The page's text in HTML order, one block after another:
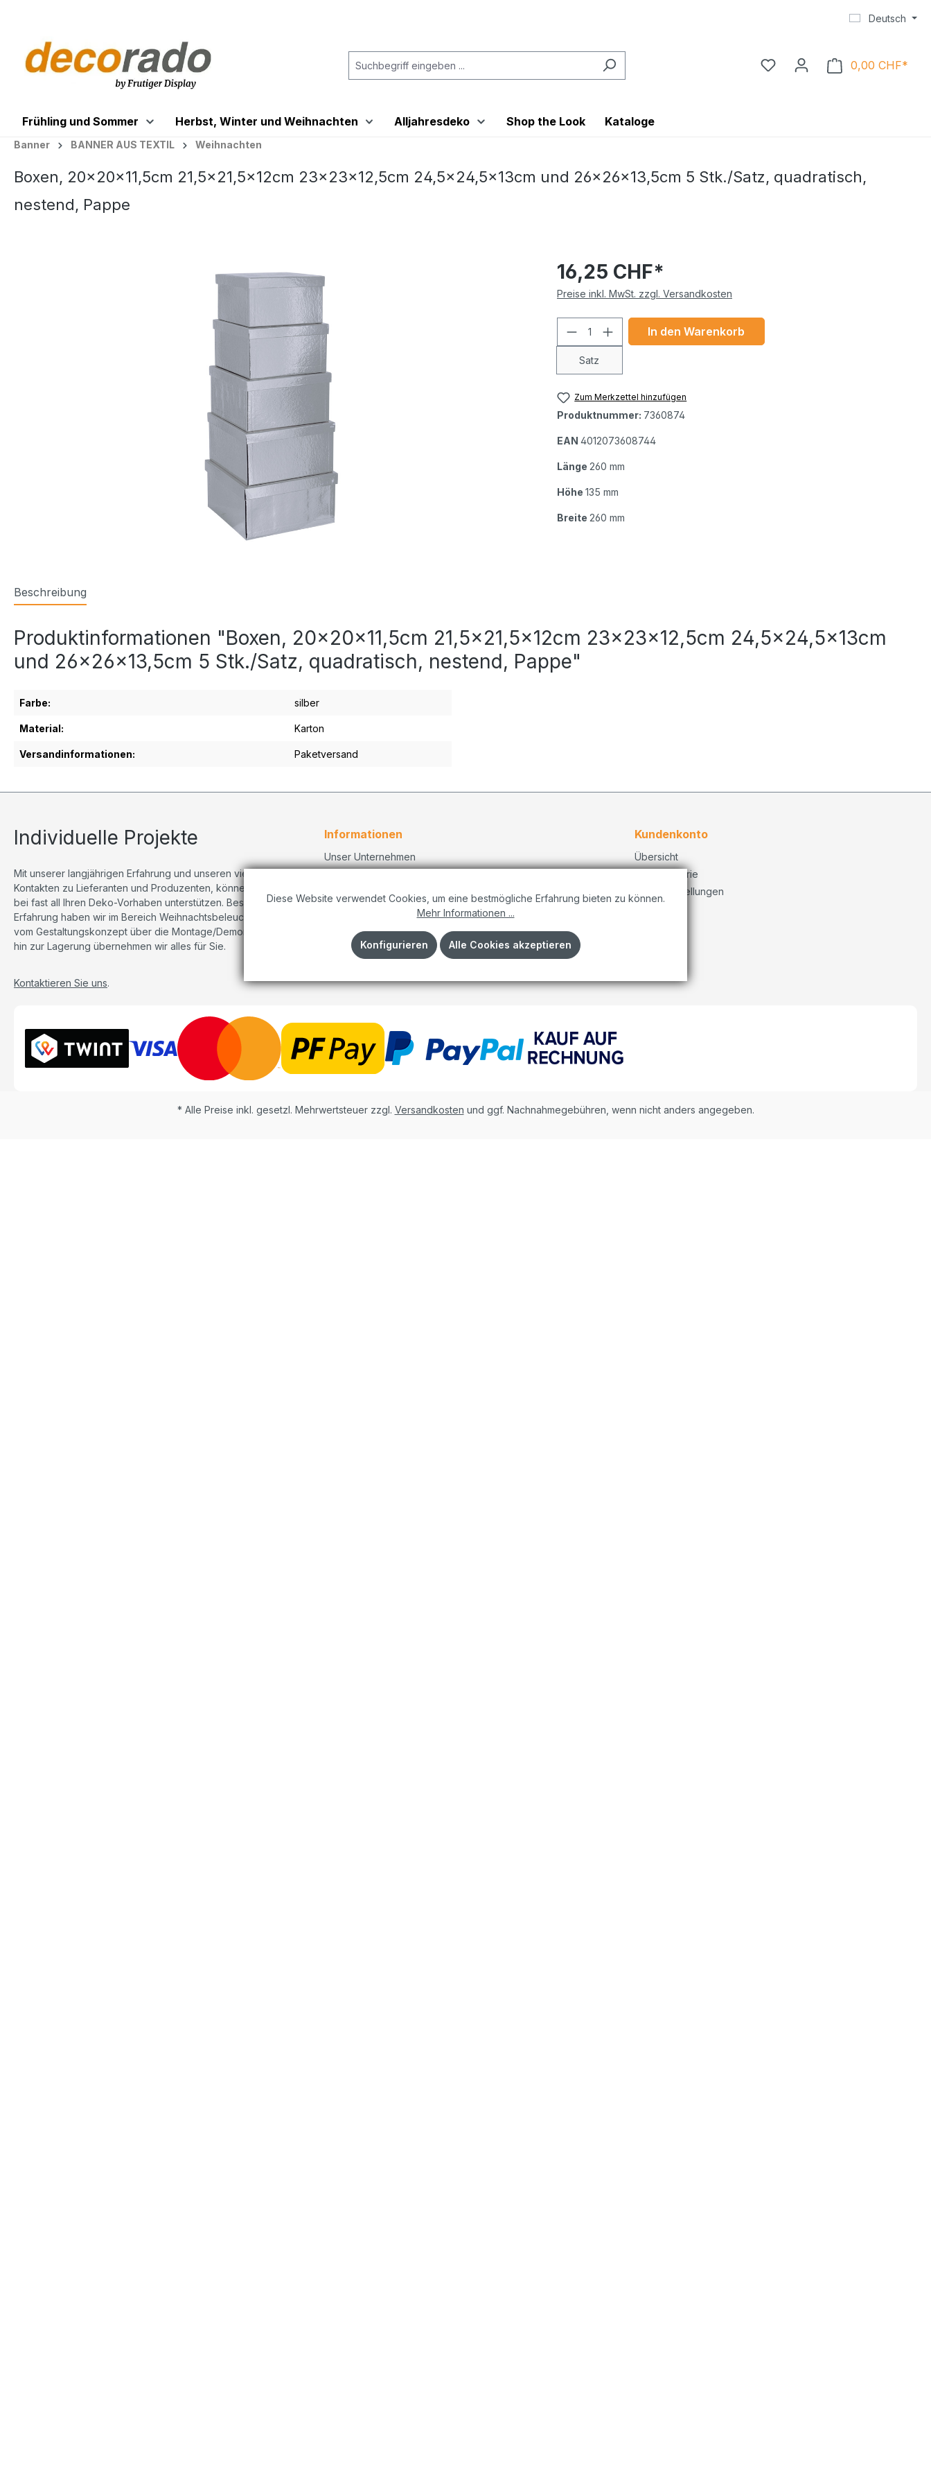
Deutsch
0,00 CHF*
Frühling und Sommer Herbst, Winter und Weihnachten Alljahresdeko Shop the Look Kataloge
Banner BANNER AUS TEXTIL Weihnachten
Boxen, 20x20x11,5cm 21,5x21,5x12cm 23x23x12,5cm 24,5x24,5x13cm und 26x26x13,5cm 5 Stk./Satz, quadratisch,
nestend, Pappe
16,25 CHF*
Preise inkl. MwSt. zzgl. Versandkosten
Produkt Anzahl: Gib den gewünschten Wert
Satz
In den Warenkorb
Zum Merkzettel hinzufügen
Produktnummer: 7360874
EAN 4012073608744
Länge 260 mm
Höhe 135 mm
Breite 260 mm
Beschreibung
Produktinformationen "Boxen, 20x20x11,5cm 21,5x21,5x12cm 23x23x12,5cm 24,5x24,5x13cm
und 26x26x13,5cm 5 Stk./Satz, quadratisch, nestend, Pappe"
Farbe: silber
Material: Karton
Versandinformationen: Paketversand
Individuelle Projekte
Mit unserer langjährigen Erfahrung und unseren vielseitigen
Kontakten zu Lieferanten und Produzenten, können wir Sie
bei fast all Ihren Deko-Vorhaben unterstützen. Besonders viel
Erfahrung haben wir im Bereich Weihnachtsbeleuchtungen,
vom Gestaltungskonzept über die Montage/Demontage bis
hin zur Lagerung übernehmen wir alles für Sie.
Kontaktieren Sie uns.
Informationen
Unser Unternehmen
Datenschutzerklärung
Impressum
Kundenkonto
Übersicht
Bestellhistorie
Konto Einstellungen
* Alle Preise inkl. gesetzl. Mehrwertsteuer zzgl. Versandkosten und ggf. Nachnahmegebühren, wenn nicht anders angegeben.
Diese Website verwendet Cookies, um eine bestmögliche Erfahrung bieten zu können.
Mehr Informationen ...
Konfigurieren Alle Cookies akzeptieren